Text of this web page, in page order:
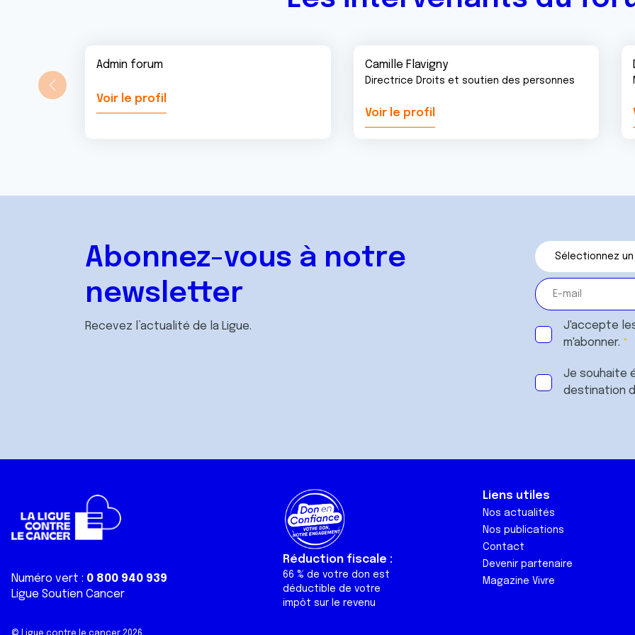
Admin forum
Voir le profil
Camille Flavigny
Directrice Droits et soutien des personnes
Voir le profil
Abonnez-vous à notre
newsletter
Recevez l’actualité de la Ligue. J'accepte
m'abonner.
Je souhaite
destination
Numéro vert : 0 800 940 939
Ligue Soutien Cancer
Réduction fiscale :
66 % de votre don est
déductible de votre
impôt sur le revenu
Liens utiles
Nos actualités
Nos publications
Contact
Devenir partenaire
Magazine Vivre